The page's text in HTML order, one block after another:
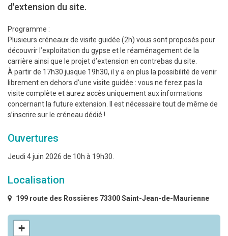
d'extension du site.
Programme :
Plusieurs créneaux de visite guidée (2h) vous sont proposés pour
découvrir l’exploitation du gypse et le réaménagement de la
carrière ainsi que le projet d’extension en contrebas du site.
À partir de 17h30 jusque 19h30, il y a en plus la possibilité de venir
librement en dehors d’une visite guidée : vous ne ferez pas la
visite complète et aurez accès uniquement aux informations
concernant la future extension. Il est nécessaire tout de même de
s’inscrire sur le créneau dédié !
Ouvertures
Jeudi 4 juin 2026 de 10h à 19h30.
Localisation
199 route des Rossières 73300 Saint-Jean-de-Maurienne
+